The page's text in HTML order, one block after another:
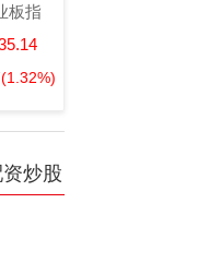
板指
(1.32%)
炒股